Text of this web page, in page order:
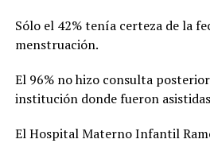
Sólo el 42% tenía certeza de la
menstruación.
El 96% no hizo consulta
institución donde fueron
El Hospital Materno Infantil